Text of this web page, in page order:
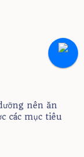
nên ăn
các mục tiêu